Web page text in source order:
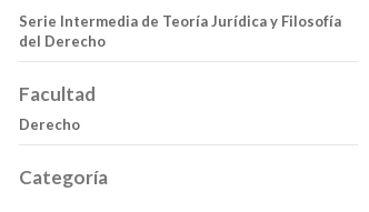
Serie Intermedia de Teoría Jurídica y Filosofía
del Derecho
Facultad
Derecho
Categoría